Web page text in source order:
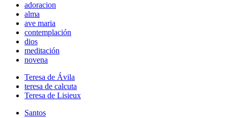
adoracion
alma
ave maria
contemplación
dios
meditación
novena
Teresa de Ávila
teresa de calcuta
Teresa de Lisieux
Santos